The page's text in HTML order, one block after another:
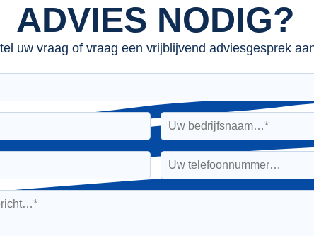
ADVIES NODIG?
uw vraag of vraag een vrijblijvend adviesgesprek